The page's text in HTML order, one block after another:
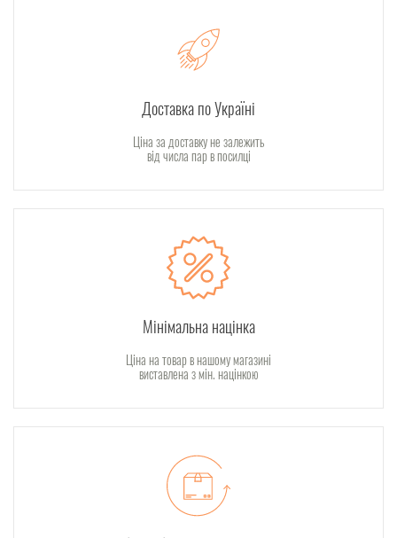
Доставка по Україні
Ціна за доставку не залежить
від числа пар в посилці
Мінімальна націнка
Ціна на товар в нашому магазині
виставлена з мін. націнкою